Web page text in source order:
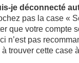
je déconnecté
pas la case «
que votre compte
n’est pas
à trouver cette case